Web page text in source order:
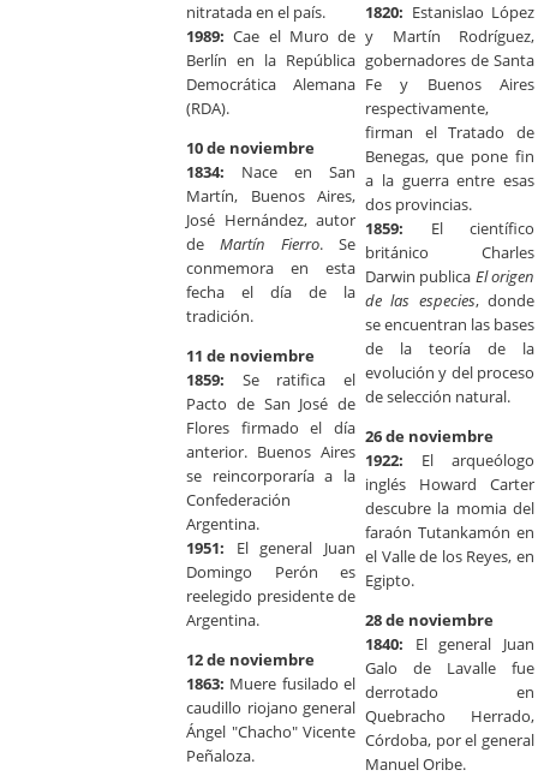
nitratada en el país.
1989: Cae el Muro de
Berlín en la República
Democrática Alemana
(RDA).
10 de noviembre
1834: Nace en San
Martín, Buenos Aires,
José Hernández, autor
de Martín Fierro. Se
conmemora en esta
fecha el día de la
tradición.
11 de noviembre
1859: Se ratifica el
Pacto de San José de
Flores firmado el día
anterior. Buenos Aires
se reincorporaría a la
Confederación
Argentina.
1951: El general Juan
Domingo Perón es
reelegido presidente de
Argentina.
12 de noviembre
1863: Muere fusilado el
caudillo riojano general
Ángel "Chacho" Vicente
Peñaloza.
1820: Estanislao López
y Martín Rodríguez,
gobernadores de Santa
Fe y Buenos Aires
respectivamente,
firman el Tratado de
Benegas, que pone fin
a la guerra entre esas
dos provincias.
1859: El científico
británico Charles
Darwin publica El origen
de las especies, donde
se encuentran las bases
de la teoría de la
evolución y del proceso
de selección natural.
26 de noviembre
1922: El arqueólogo
inglés Howard Carter
descubre la momia del
faraón Tutankamón en
el Valle de los Reyes, en
Egipto.
28 de noviembre
1840: El general Juan
Galo de Lavalle fue
derrotado en
Quebracho Herrado,
Córdoba, por el general
Manuel Oribe.